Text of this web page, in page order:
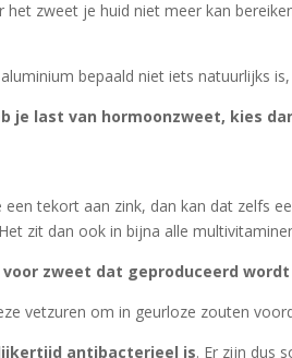
zweet je huid niet meer kan
bepaald niet iets natuurlijks
je last van hormoonzweet, kies
tekort aan zink, dan kan dat zelfs
zit dan ook in bijna alle
zweet dat geproduceerd
vetzuren om in geurloze zouten
antibacterieel is. Er zijn dus